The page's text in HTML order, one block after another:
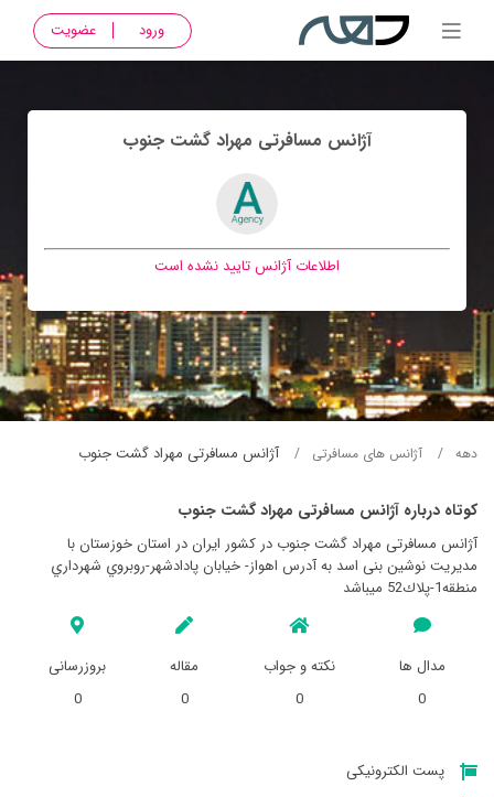
ورود عضویت
آژانس مسافرتی مهراد گشت جنوب
اطلاعات آژانس تایید نشده است
دهه آژانس های مسافرتی آژانس مسافرتی مهراد گشت جنوب
کوتاه درباره آژانس مسافرتی مهراد گشت جنوب
آژانس مسافرتی مهراد گشت جنوب در کشور ایران در استان خوزستان با
مدیریت نوشین بنی اسد به آدرس اهواز- خيابان پادادشهر-روبروي شهرداري
منطقه1-پلاك52 میباشد
مدال ها
0
نکته و جواب
0
مقاله
0
بروزرسانی
0
پست الکترونیکی